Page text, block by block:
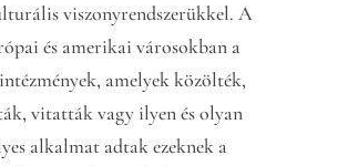
viszonyrendszerükkel. A
és amerikai városokban a
amelyek közölték,
vitatták vagy ilyen és olyan
alkalmat adtak ezeknek a